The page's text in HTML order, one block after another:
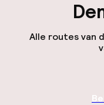
Alle routes van